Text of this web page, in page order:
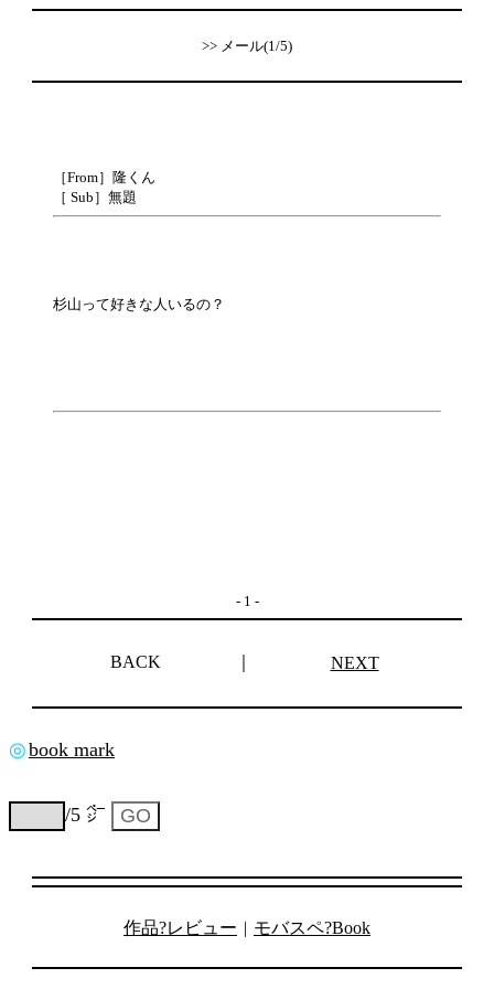
>> メール(1/5)
［From］隆くん
［ Sub］無題
杉山って好きな人いるの？
- 1 -
BACK NEXT
◎book mark
/5 ㌻
作品?レビュー | モバスペ?Book